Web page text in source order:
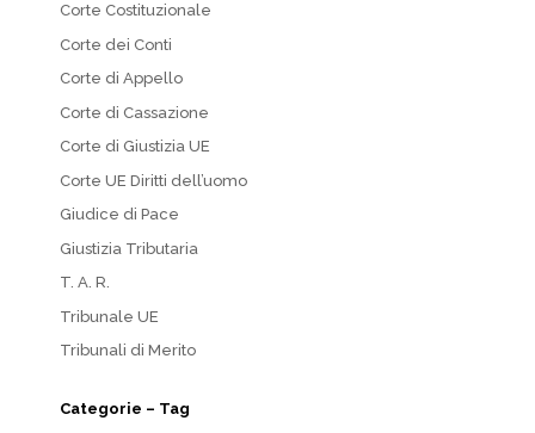
Corte Costituzionale
Corte dei Conti
Corte di Appello
Corte di Cassazione
Corte di Giustizia UE
Corte UE Diritti dell’uomo
Giudice di Pace
Giustizia Tributaria
T. A. R.
Tribunale UE
Tribunali di Merito
Categorie – Tag